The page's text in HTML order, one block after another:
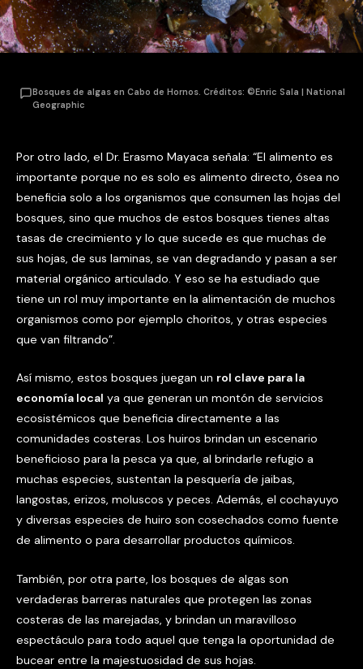
Bosques de algas en Cabo de Hornos. Créditos: ©Enric Sala | National
Geographic
Por otro lado, el Dr. Erasmo Mayaca señala: “El alimento es
importante porque no es solo es alimento directo, ósea no
beneficia solo a los organismos que consumen las hojas del
bosques, sino que muchos de estos bosques tienes altas
tasas de crecimiento y lo que sucede es que muchas de
sus hojas, de sus laminas, se van degradando y pasan a ser
material orgánico articulado. Y eso se ha estudiado que
tiene un rol muy importante en la alimentación de muchos
organismos como por ejemplo choritos, y otras especies
que van filtrando”.
Así mismo, estos bosques juegan un rol clave para la
economía local ya que generan un montón de servicios
ecosistémicos que beneficia directamente a las
comunidades costeras. Los huiros brindan un escenario
beneficioso para la pesca ya que, al brindarle refugio a
muchas especies, sustentan la pesquería de jaibas,
langostas, erizos, moluscos y peces. Además, el cochayuyo
y diversas especies de huiro son cosechados como fuente
de alimento o para desarrollar productos químicos.
También, por otra parte, los bosques de algas son
verdaderas barreras naturales que protegen las zonas
costeras de las marejadas, y brindan un maravilloso
espectáculo para todo aquel que tenga la oportunidad de
bucear entre la majestuosidad de sus hojas.